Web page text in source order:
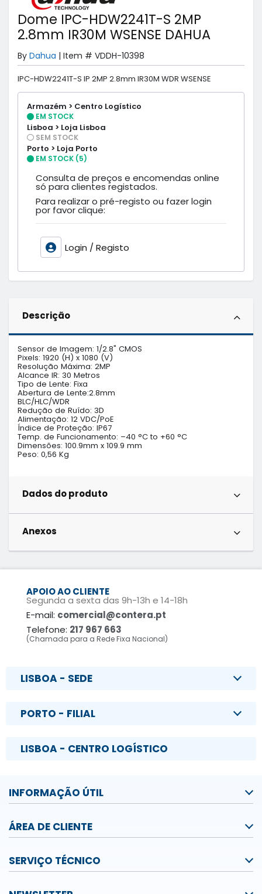
Dome IPC-HDW2241T-S 2MP
2.8mm IR30M WSENSE DAHUA
By Dahua | Item # VDDH-10398
IPC-HDW2241T-S IP 2MP 2.8mm IR30M WDR WSENSE
Armazém > Centro Logístico
EM STOCK
Lisboa > Loja Lisboa
SEM STOCK
Porto > Loja Porto
EM STOCK (5)
Consulta de preços e encomendas online
só para clientes registados.
Para realizar o pré-registo ou fazer login
por favor clique:
Login / Registo
Descrição
Sensor de Imagem: 1/2.8" CMOS
Pixels: 1920 (H) x 1080 (V)
Resolução Máxima: 2MP
Alcance IR: 30 Metros
Tipo de Lente: Fixa
Abertura de Lente:2.8mm
BLC/HLC/WDR
Redução de Ruído: 3D
Alimentação: 12 VDC/PoE
Índice de Proteção: IP67
Temp. de Funcionamento: –40 °C to +60 °C
Dimensões: 100.9mm x 109.9 mm
Peso: 0,56 Kg
Dados do produto
Anexos
APOIO AO CLIENTE
Segunda a sexta das 9h-13h e 14-18h
E-mail: comercial@contera.pt
Telefone: 217 967 663
(Chamada para a Rede Fixa Nacional)
LISBOA - SEDE
PORTO - FILIAL
LISBOA - CENTRO LOGÍSTICO
INFORMAÇÃO ÚTIL
ÁREA DE CLIENTE
SERVIÇO TÉCNICO